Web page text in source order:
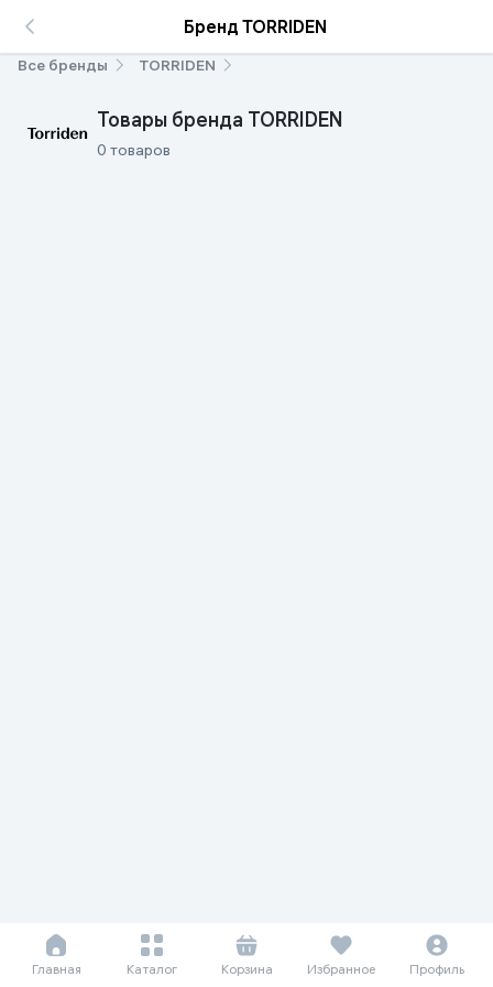
Бренд TORRIDEN
Все бренды TORRIDEN
Товары бренда TORRIDEN
0 товаров
Главная Каталог Корзина Избранное Профиль